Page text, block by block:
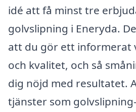
idé att få minst tre
golvslipning i Eneryda.
att du gör ett informerat
och kvalitet, och så
dig nöjd med resultatet.
tjänster som